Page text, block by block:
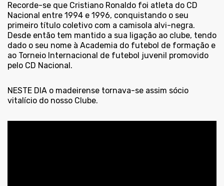
Recorde-se que Cristiano Ronaldo foi atleta do CD
Nacional entre 1994 e 1996, conquistando o seu
primeiro título coletivo com a camisola alvi-negra.
Desde então tem mantido a sua ligação ao clube, tendo
dado o seu nome à Academia do futebol de formação e
ao Torneio Internacional de futebol juvenil promovido
pelo CD Nacional.
NESTE DIA o madeirense tornava-se assim sócio
vitalício do nosso Clube.